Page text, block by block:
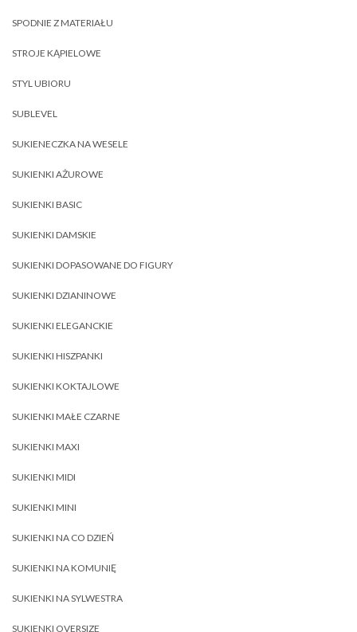
SPODNIE Z MATERIAŁU
STROJE KĄPIELOWE
STYL UBIORU
SUBLEVEL
SUKIENECZKA NA WESELE
SUKIENKI AŻUROWE
SUKIENKI BASIC
SUKIENKI DAMSKIE
SUKIENKI DOPASOWANE DO FIGURY
SUKIENKI DZIANINOWE
SUKIENKI ELEGANCKIE
SUKIENKI HISZPANKI
SUKIENKI KOKTAJLOWE
SUKIENKI MAŁE CZARNE
SUKIENKI MAXI
SUKIENKI MIDI
SUKIENKI MINI
SUKIENKI NA CO DZIEŃ
SUKIENKI NA KOMUNIĘ
SUKIENKI NA SYLWESTRA
SUKIENKI OVERSIZE